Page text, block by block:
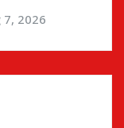
7, 2026